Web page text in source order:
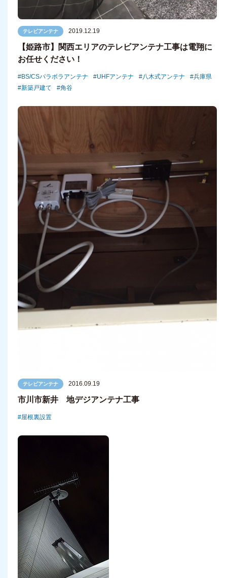
テレビアンテナ 2019.12.19
【姫路市】関西エリアのテレビアンテナ工事は電翔に
お任せください！
BS/CSパラボラアンテナ UHFアンテナ 八木式アンテナ
兵庫県
新築戸建て
角谷
テレビアンテナ 2016.09.19
市川市新井 地デジアンテナ工事
屋根裏設置